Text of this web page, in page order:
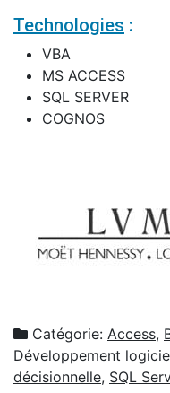
Technologies :
VBA
MS ACCESS
SQL SERVER
COGNOS
Catégorie: Access,
Développement
décisionnelle, SQL